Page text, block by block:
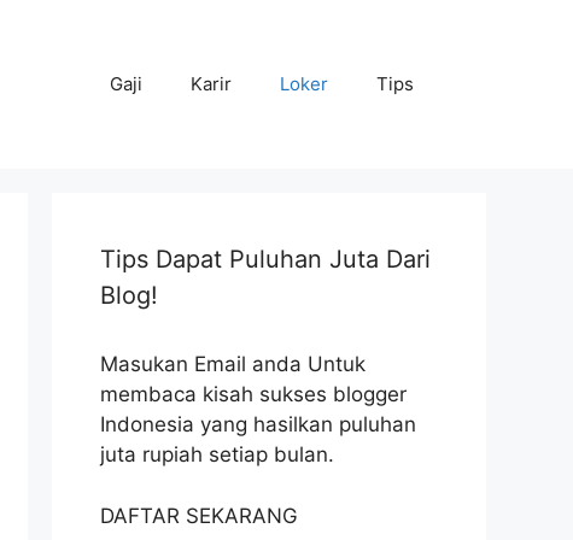
Gaji Karir Loker Tips
Tips Dapat Puluhan Juta Dari
Blog!
Masukan Email anda Untuk
membaca kisah sukses blogger
Indonesia yang hasilkan puluhan
juta rupiah setiap bulan.
DAFTAR SEKARANG